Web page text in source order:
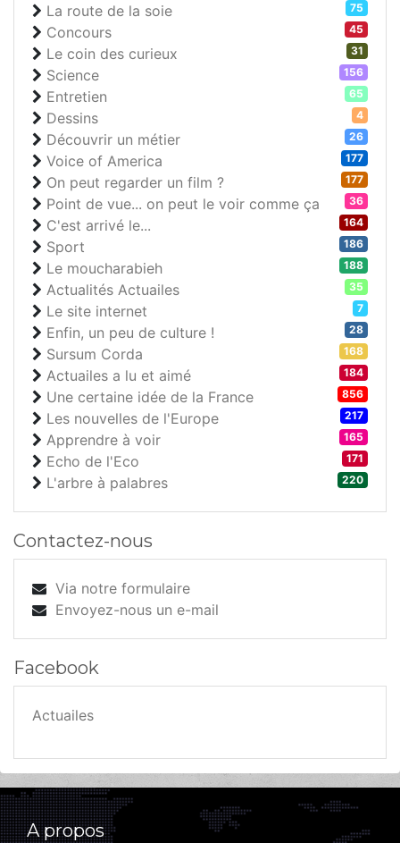
La route de la soie 75
Concours 45
Le coin des curieux 31
Science 156
Entretien 65
Dessins 4
Découvrir un métier 26
Voice of America 177
On peut regarder un film ? 177
Point de vue... on peut le voir comme ça 36
C'est arrivé le... 164
Sport 186
Le moucharabieh 188
Actualités Actuailes 35
Le site internet 7
Enfin, un peu de culture ! 28
Sursum Corda 168
Actuailes a lu et aimé 184
Une certaine idée de la France 856
Les nouvelles de l'Europe 217
Apprendre à voir 165
Echo de l'Eco 171
L'arbre à palabres 220
Contactez-nous
Via notre formulaire
Envoyez-nous un e-mail
Facebook
Actuailes
A propos